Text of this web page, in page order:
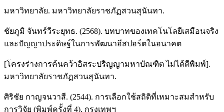
มหาวิทยาลัย. มหาวิทยาลัยราชภัฏสวนสุนันทา.
ชัยภูมิ จันทร์วีระยุทธ. (2568). บทบาทของเทคโนโลยีเสมือนจริง
และปัญญาประดิษฐ์ในการพัฒนาอีสปอร์ตในอนาคต
[โครงร่างการค้นคว้าอิสระปริญญามหาบัณฑิต ไม่ได้ตีพิมพ์].
มหาวิทยาลัยราชภัฏสวนสุนันทา.
ศิริชัย กาญจนวาสี. (2544). การเลือกใช้สถิติที่เหมาะสมสําหรับ
การวิจัย (พิมพ์ครั้งที่ 4). กรุงเทพฯ